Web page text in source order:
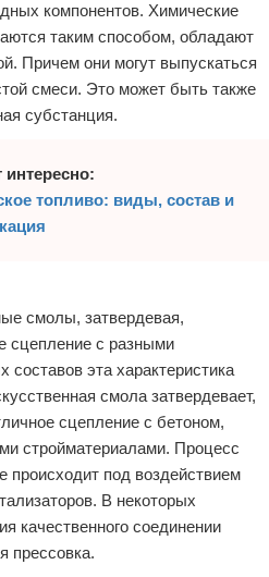
компонентов. Химические
таким способом, обладают
Причем они могут выпускаться
смеси. Это может быть также
субстанция.
интересно:
топливо: виды, состав и
смолы, затвердевая,
сцепление с разными
эта характеристика
смола затвердевает,
сцепление с бетоном,
стройматериалами. Процесс
происходит под воздействием
В некоторых
качественного соединении
прессовка.